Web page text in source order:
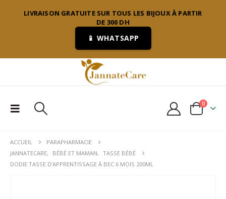
LIVRAISON GRATUITE SUR TOUS LES BIJOUX À PARTIR
DE 300 DH
📱 WHATSAPP
0
ACCUEIL
PARAPHARMACIE
JANNATECARE, BÉBÉ ET MAMAN, TASSE BÉBÉ
DODIE TASSE D’APPRENTISSAGE À BEC 6 MOIS 200ML